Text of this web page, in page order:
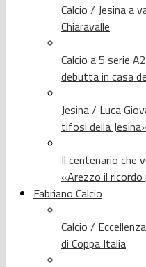
Calcio / Jesina a
Chiaravalle
Calcio a 5 serie
debutta in casa
Jesina / Luca
tifosi della Jesina»
Il centenario che
«Arezzo il
Fabriano Calcio
Calcio /
di Coppa Italia